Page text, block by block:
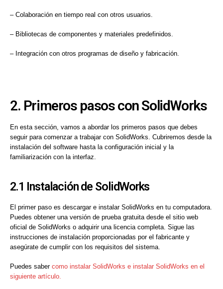
– Colaboración en tiempo real con otros usuarios.
– Bibliotecas de componentes y materiales predefinidos.
– Integración con otros programas de diseño y fabricación.
2. Primeros pasos con SolidWorks
En esta sección, vamos a abordar los primeros pasos que debes
seguir para comenzar a trabajar con SolidWorks. Cubriremos desde la
instalación del software hasta la configuración inicial y la
familiarización con la interfaz.
2.1 Instalación de SolidWorks
El primer paso es descargar e instalar SolidWorks en tu computadora.
Puedes obtener una versión de prueba gratuita desde el sitio web
oficial de SolidWorks o adquirir una licencia completa. Sigue las
instrucciones de instalación proporcionadas por el fabricante y
asegúrate de cumplir con los requisitos del sistema.
Puedes saber como instalar SolidWorks e instalar SolidWorks en el
siguiente artículo.